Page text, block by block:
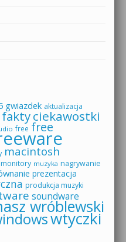
gwiazdek aktualizacja
faktyciekawostki
free free
macintosh
monitory muzyka nagrywanie
prezentacja
produkcja muzyki
soundware
wróblewski
wtyczki